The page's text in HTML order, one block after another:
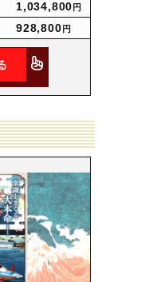
1,034,800 円
928,800 円